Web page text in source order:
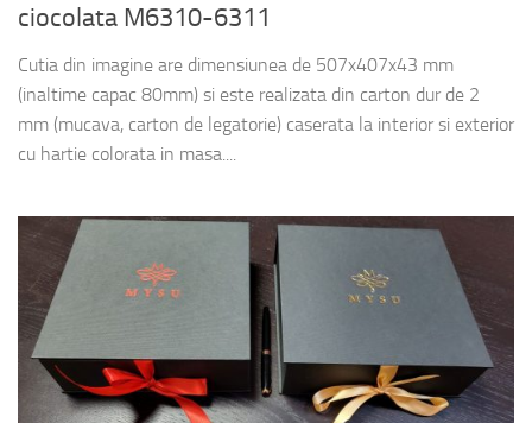
ciocolata M6310-6311
Cutia din imagine are dimensiunea de 507x407x43 mm
(inaltime capac 80mm) si este realizata din carton dur de 2
mm (mucava, carton de legatorie) caserata la interior si exterior
cu hartie colorata in masa....